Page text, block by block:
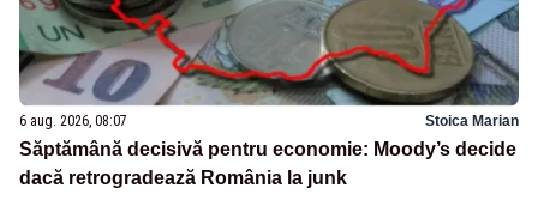
6 aug. 2026, 08:07 Stoica Marian
Săptămână decisivă pentru economie: Moody’s decide
dacă retrogradează România la junk